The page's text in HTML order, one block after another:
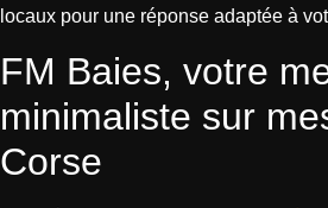
locaux pour une réponse adaptée à
FM Baies, votre
minimaliste sur
Corse